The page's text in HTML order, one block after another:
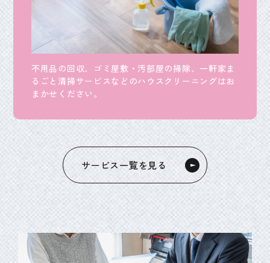
不用品の回収、ゴミ屋敷・汚部屋の掃除、一軒家ま
るごと清掃サービスなどのハウスクリーニングはお
まかせください。
サービス一覧を見る